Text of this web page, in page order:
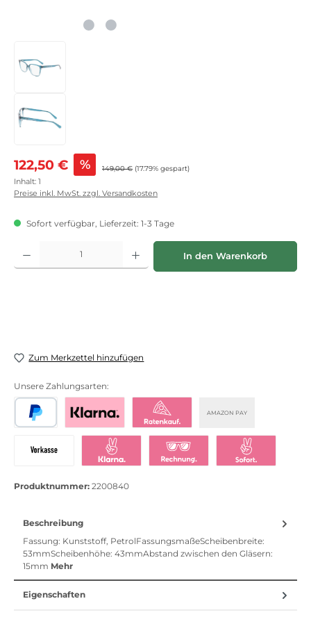
Verkaufspreis:
122,50 € % Regulärer Preis:
149,00 € (17.79% gespart)
Inhalt: 1
Preise inkl. MwSt. zzgl. Versandkosten
Sofort verfügbar, Lieferzeit: 1-3 Tage
Produkt Anzahl: Gib den gewünschten Wert ein oder benutze die
In den Warenkorb
Zum Merkzettel hinzufügen
Unsere Zahlungsarten:
AMAZON PAY
Bezahlen mit KlarnaKlarna Ratenkauf
Produktnummer: 2200840
Beschreibung
Fassung: Kunststoff, PetrolFassungsmaßeScheibenbreite:
53mmScheibenhöhe: 43mmAbstand zwischen den Gläsern:
15mm Mehr
Eigenschaften